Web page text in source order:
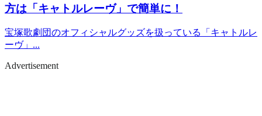
方は「キャトルレーヴ」で簡単に！
宝塚歌劇団のオフィシャルグッズを扱っている「キャトルレ
ーヴ」...
Advertisement